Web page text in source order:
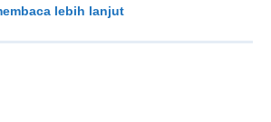
lebih lanjut